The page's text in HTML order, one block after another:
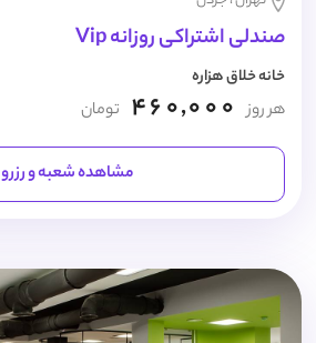
صندلی اشتراکی روزانه Vip
خانه خلاق هزاره
هر روز 460,000 تومان
مشاهده شعبه و رزرو